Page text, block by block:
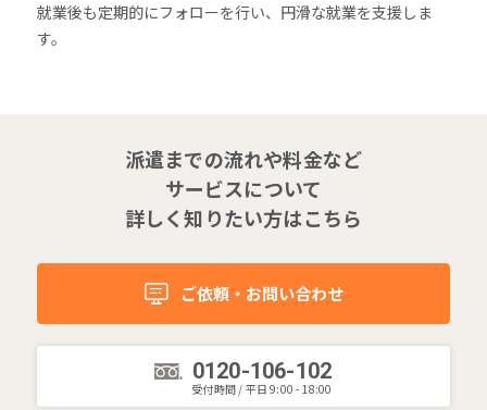
就業後も定期的にフォローを行い、円滑な就業を支援しま
す。
派遣までの流れや料金など
サービスについて
詳しく知りたい方はこちら
ご依頼・お問い合わせ
0120-106-102
受付時間 / 平日 9:00 - 18:00